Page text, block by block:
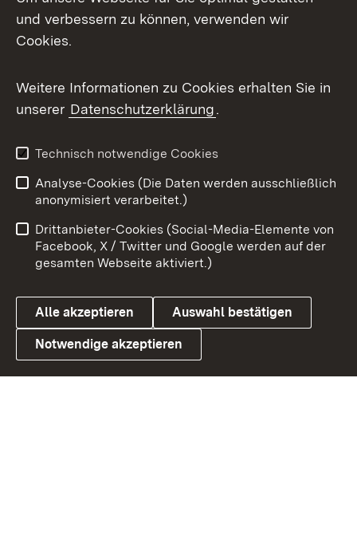
Facebook
X / Twitter
Youtube
Link zum Landesportal
Impressum
Kontakt
Barrierefreiheit
Datenschutz
Cookies
und verbessern zu können, verwenden wir
Cookies.
Weitere Informationen zu Cookies erhalten Sie in
unserer Datenschutzerklärung.
Technisch notwendige Cookies
Analyse-Cookies (Die Daten werden ausschließlich
anonymisiert verarbeitet.)
Drittanbieter-Cookies (Social-Media-Elemente von
Facebook, X / Twitter und Google werden auf der
gesamten Webseite aktiviert.)
Alle akzeptieren Auswahl bestätigen
Notwendige akzeptieren